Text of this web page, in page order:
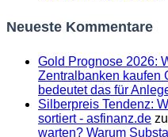
Neueste Kommentare
Gold Prognose 2026:
Zentralbanken kaufen
bedeutet das für
Silberpreis Tendenz:
sortiert - asfinanz.de zu
warten? Warum